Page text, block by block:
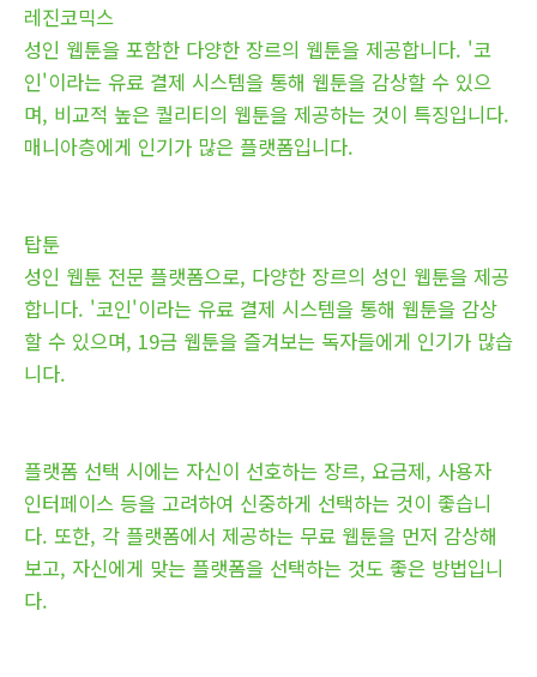
레진코믹스
성인 웹툰을 포함한 다양한 장르의 웹툰을 제공합니다. '코
인'이라는 유료 결제 시스템을 통해 웹툰을 감상할 수 있으
며, 비교적 높은 퀄리티의 웹툰을 제공하는 것이 특징입니다.
매니아층에게 인기가 많은 플랫폼입니다.
탑툰
성인 웹툰 전문 플랫폼으로, 다양한 장르의 성인 웹툰을 제공
합니다. '코인'이라는 유료 결제 시스템을 통해 웹툰을 감상
할 수 있으며, 19금 웹툰을 즐겨보는 독자들에게 인기가 많습
니다.
플랫폼 선택 시에는 자신이 선호하는 장르, 요금제, 사용자
인터페이스 등을 고려하여 신중하게 선택하는 것이 좋습니
다. 또한, 각 플랫폼에서 제공하는 무료 웹툰을 먼저 감상해
보고, 자신에게 맞는 플랫폼을 선택하는 것도 좋은 방법입니
다.